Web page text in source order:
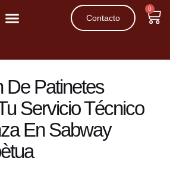
Contacto
0
De Patinetes
Servicio Técnico
En Sabway